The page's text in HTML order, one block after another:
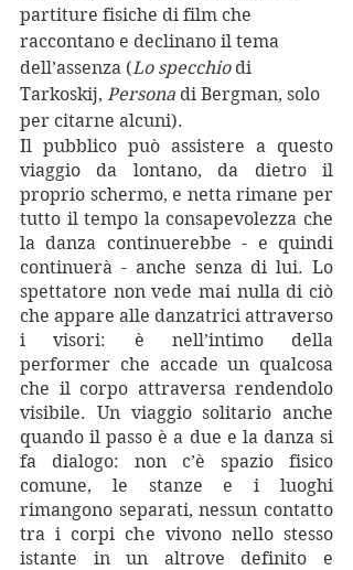
partiture fisiche di film che
raccontano e declinano il tema
dell’assenza (Lo specchio di
Tarkoskij, Persona di Bergman, solo
per citarne alcuni).
Il pubblico può assistere a questo
viaggio da lontano, da dietro il
proprio schermo, e netta rimane per
tutto il tempo la consapevolezza che
la danza continuerebbe - e quindi
continuerà - anche senza di lui. Lo
spettatore non vede mai nulla di ciò
che appare alle danzatrici attraverso
i visori: è nell’intimo della
performer che accade un qualcosa
che il corpo attraversa rendendolo
visibile. Un viaggio solitario anche
quando il passo è a due e la danza si
fa dialogo: non c’è spazio fisico
comune, le stanze e i luoghi
rimangono separati, nessun contatto
tra i corpi che vivono nello stesso
istante in un altrove definito e